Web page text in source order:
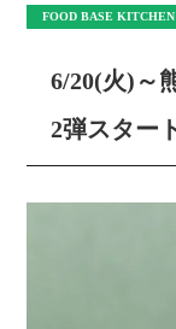
FOOD BASE KITCHEN
6/20(火)～
2弾スター